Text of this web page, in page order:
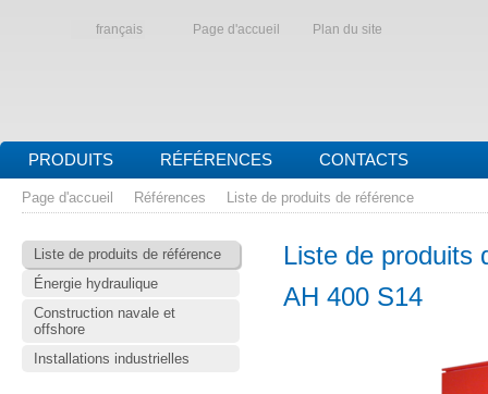
français Page d'accueil Plan du site
PRODUITS RÉFÉRENCES CONTACTS
Page d'accueil Références Liste de produits de référence
Liste de produits de référence
Énergie hydraulique
Construction navale et
offshore
Installations industrielles
Liste de produits
AH 400 S14